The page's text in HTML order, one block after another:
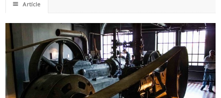
☰ Artícle